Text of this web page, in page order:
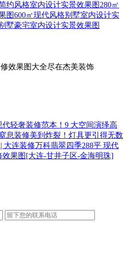
约风格室内设计实景效果图280㎡
图600㎡现代风格别墅室内设计实
墅豪宅室内设计实景效果图
效果图大全尽在杰美装饰
代轻奢装修范本！9 大空间演绎高
息装修美到炸裂！灯具更引得无数
大连装修万科翡翠四季288平 现代
效果图[大连-甘井子区-金海明珠]